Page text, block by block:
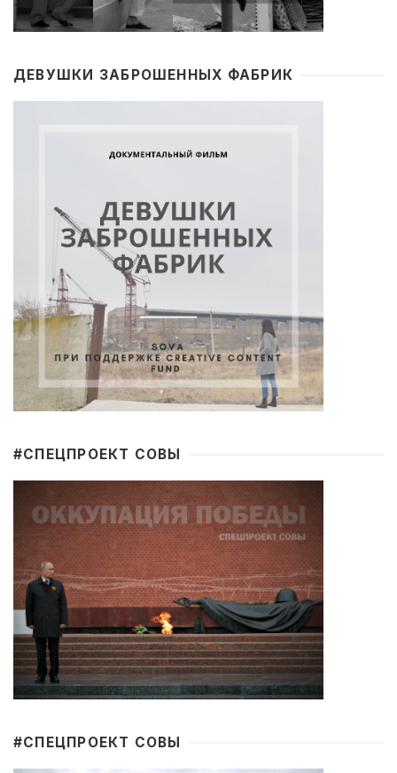
ДЕВУШКИ ЗАБРОШЕННЫХ ФАБРИК
#CПЕЦПРОЕКТ СОВЫ
#CПЕЦПРОЕКТ СОВЫ